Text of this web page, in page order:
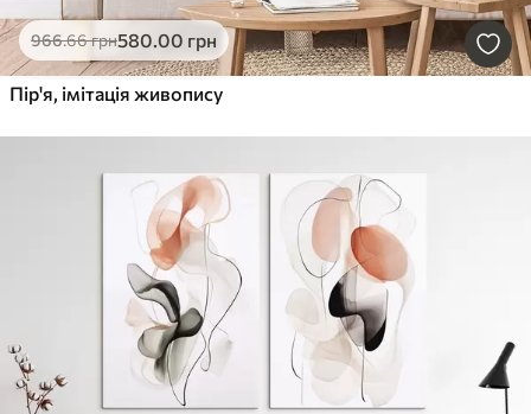
966.66грн580.00 грн
Пір'я, імітація живопису